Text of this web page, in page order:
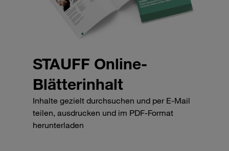
STAUFF Online-
Blätterinhalt
Inhalte gezielt durchsuchen und per E-Mail
teilen, ausdrucken und im PDF-Format
herunterladen